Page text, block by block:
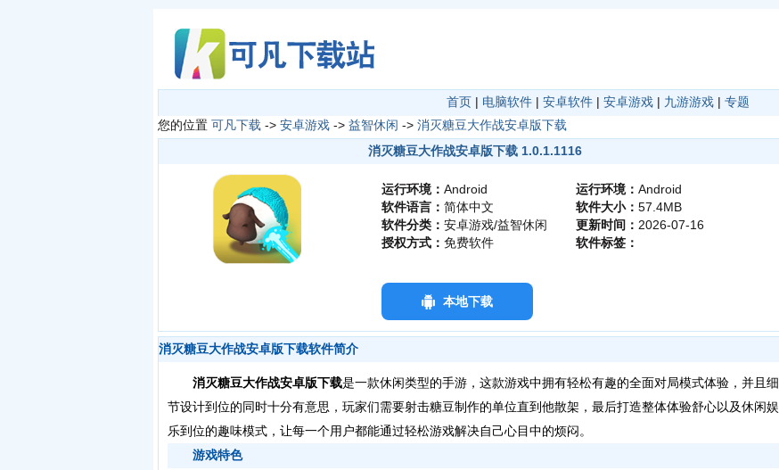
首页 | 电脑软件 | 安卓软件 | 安卓游戏 | 九游游戏 | 专题
您的位置 可凡下载 -> 安卓游戏 -> 益智休闲 -> 消灭糖豆大作战安卓版下载
消灭糖豆大作战安卓版下载 1.0.1.1116
运行环境： Android
软件语言： 简体中文
软件分类： 安卓游戏/益智休闲
授权方式： 免费软件
运行环境： Android
软件大小： 57.4MB
更新时间： 2026-07-16
软件标签：
本地下载
消灭糖豆大作战安卓版下载软件简介
消灭糖豆大作战安卓版下载是一款休闲类型的手游，这款游戏中拥有轻松有趣的全面对局模式体验，并且细
节设计到位的同时十分有意思，玩家们需要射击糖豆制作的单位直到他散架，最后打造整体体验舒心以及休闲娱
乐到位的趣味模式，让每一个用户都能通过轻松游戏解决自己心目中的烦闷。
游戏特色